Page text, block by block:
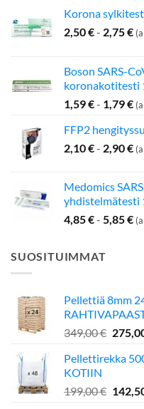
Korona
2,50€- 2,75€
Boson SARS-
koronakotitesti
1,59€- 1,79€
FFP2
2,10€- 2,90€
Medomics
yhdistelmätesti
4,85€- 5,85€
SUOSITUIMMAT
Pellettiä 8mm
349,00€
oli:
Pellettirekka
KOTIIN
199,00€